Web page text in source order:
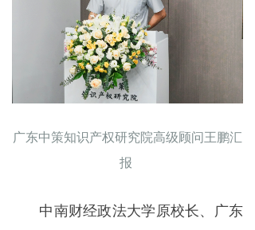
广东中策知识产权研究院高级顾问王鹏汇
报
中南财经政法大学原校长、广东